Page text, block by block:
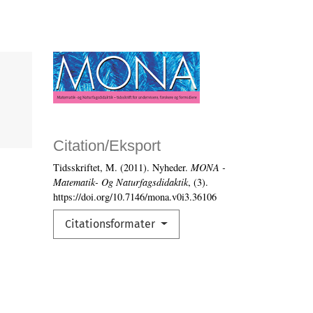
Citation/Eksport
Tidsskriftet, M. (2011). Nyheder. MONA -
Matematik- Og Naturfagsdidaktik, (3).
https://doi.org/10.7146/mona.v0i3.36106
Citationsformater